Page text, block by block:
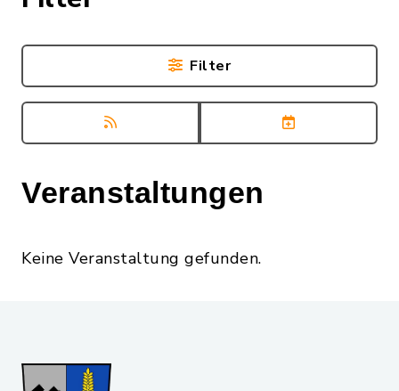
Veranstaltungen
Keine Veranstaltung gefunden.
Filter